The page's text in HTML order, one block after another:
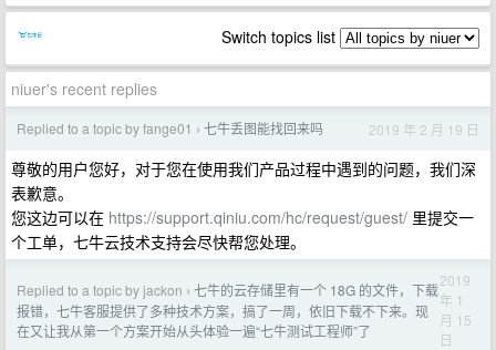
Switch topics list
niuer's recent replies
Replied to a topic by fange01 › 七牛丢图能找回来吗 2019 年 2 月 19 日
尊敬的用户您好，对于您在使用我们产品过程中遇到的问题，我们深
表歉意。
您这边可以在 https://support.qiniu.com/hc/request/guest/ 里提交一
个工单，七牛云技术支持会尽快帮您处理。
Replied to a topic by jackon › 七牛的云存储里有一个 18G 的文件，下载
报错，七牛客服提供了多种技术方案，搞了一周，依旧下载不下来。现
在又让我从第一个方案开始从头体验一遍“七牛测试工程师”了
2019
年 1
月 15
日